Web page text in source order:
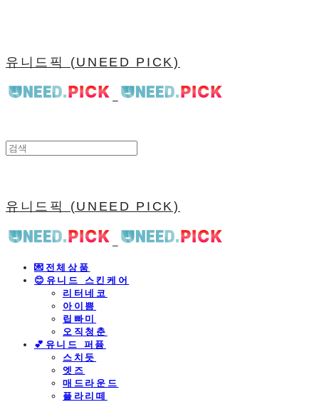
유니드픽 (UNEED PICK)
유니드픽 (UNEED PICK)
💌전체상품
😊유니드 스킨케어
리터네코
아이쁨
립빠미
오직청춘
💕유니드 퍼퓸
스치듯
엣즈
매드라운드
플라리떼